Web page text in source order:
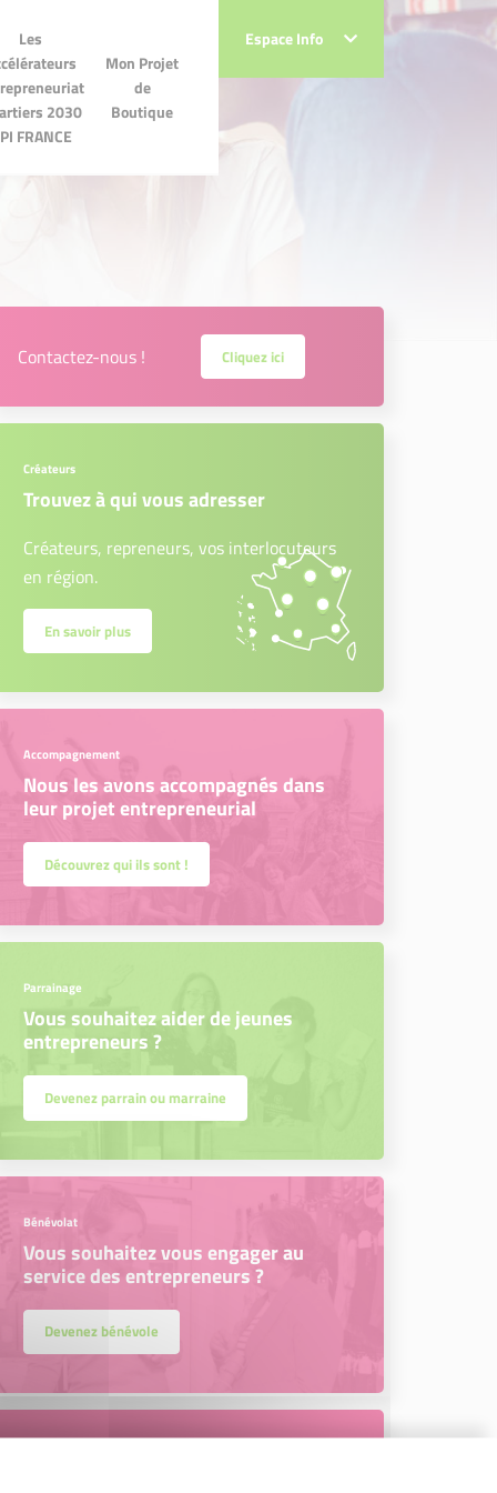
Les
2030
FRANCE
Mon Projet
de
Boutique
Espace Info
Les
2030
FRANCE
Mon Projet de
Boutique
Espace Info
Contactez-nous ! Cliquez ici
Créateurs
Trouvez à qui vous adresser
Créateurs, repreneurs, vos interlocuteurs
en région.
En savoir plus
Accompagnement
Nous les avons accompagnés dans
leur projet entrepreneurial
Découvrez qui ils sont !
Parrainage
Vous souhaitez aider de jeunes
entrepreneurs ?
Devenez parrain ou marraine
Bénévolat
Vous souhaitez vous engager au
service des entrepreneurs ?
Devenez bénévole
Newsletter Initiative Terres de